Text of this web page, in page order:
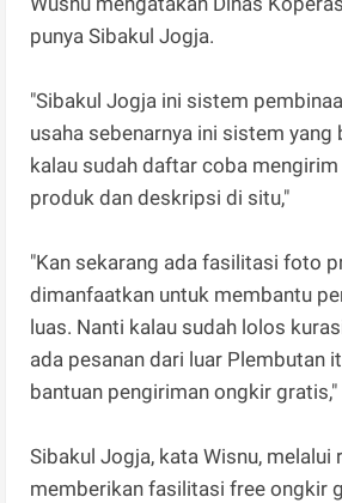
punya Sibakul Jogja.
"Sibakul Jogja ini sistem
usaha sebenarnya ini sistem yang
kalau sudah daftar coba
produk dan deskripsi di situ,"
"Kan sekarang ada fasilitasi foto
dimanfaatkan untuk membantu
luas. Nanti kalau sudah lolos
ada pesanan dari luar Plembutan
bantuan pengiriman ongkir gratis,"
Sibakul Jogja, kata Wisnu, melalui
memberikan fasilitasi free ongkir